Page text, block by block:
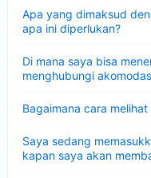
Apa yang dimaksud
apa ini diperlukan?
Di mana saya bisa
menghubungi
Bagaimana cara
Saya sedang
kapan saya akan